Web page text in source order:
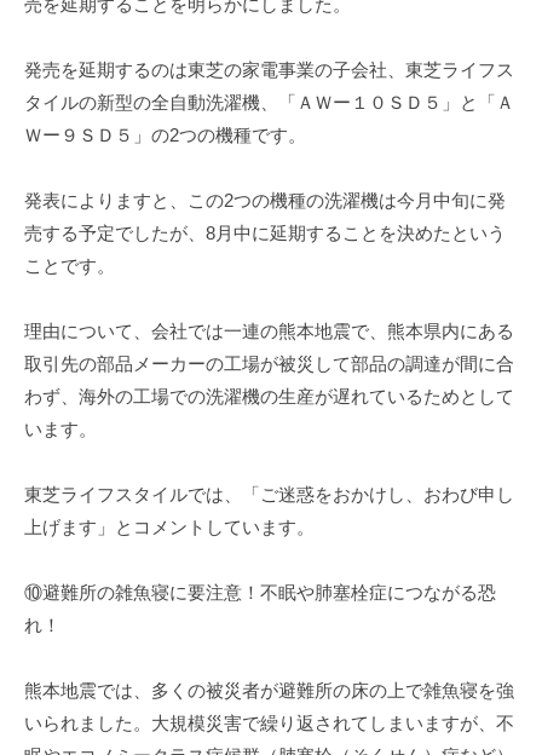
発売を延期するのは東芝の家電事業の子会社、東芝ライフス
タイルの新型の全自動洗濯機、「ＡＷー１０ＳＤ５」と「Ａ
Ｗー９ＳＤ５」の2つの機種です。
発表によりますと、この2つの機種の洗濯機は今月中旬に発
売する予定でしたが、8月中に延期することを決めたという
ことです。
理由について、会社では一連の熊本地震で、熊本県内にある
取引先の部品メーカーの工場が被災して部品の調達が間に合
わず、海外の工場での洗濯機の生産が遅れているためとして
います。
東芝ライフスタイルでは、「ご迷惑をおかけし、おわび申し
上げます」とコメントしています。
⑩避難所の雑魚寝に要注意！不眠や肺塞栓症につながる恐
れ！
熊本地震では、多くの被災者が避難所の床の上で雑魚寝を強
いられました。大規模災害で繰り返されてしまいますが、不